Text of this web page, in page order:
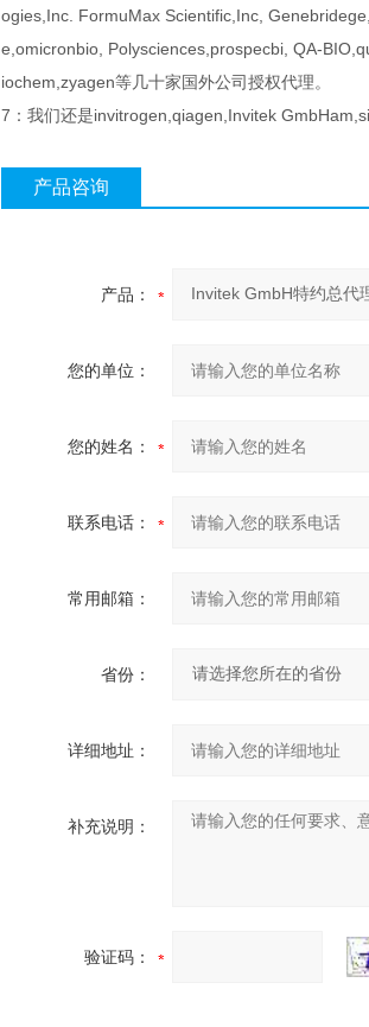
ogies,Inc. FormuMax Scientific,Inc,
e,omicronbio, Polysciences,prospecbi, QA-
iochem,zyagen等几十家国外公司授权代理。
7：我们还是invitrogen,qiagen,Invitek
产品咨询
产品：
您的单位：
您的姓名：
联系电话：
常用邮箱：
省份：
详细地址：
补充说明：
验证码：